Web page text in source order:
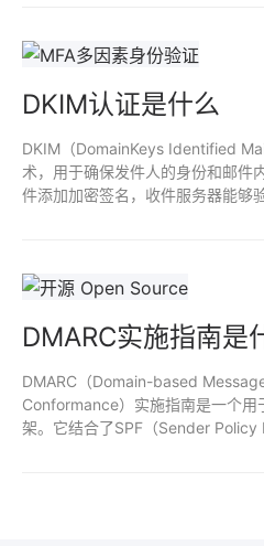
DKIM认证是什么
DKIM（DomainKeys Identified
术，用于确保发件人的身份和邮件
件添加加密签名，收件服务器能够
DMARC实施指南是
DMARC（Domain-based
Conformance）实施指南是一个用
架。它结合了SPF（Sender Policy